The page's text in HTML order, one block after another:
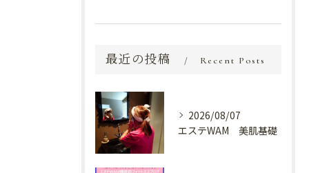
最近の投稿 Recent Posts
2026/08/07
エステWAM 美肌基礎